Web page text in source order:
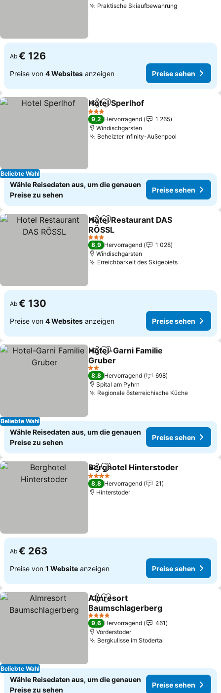
Praktische SkiaufbewahrungPreise
Ab € 126
Preise von 4 Websites anzeigen Preise sehen
Beliebte Wahl
TeilenZu Favoriten hinzufügen
Hotel Sperlhof
3 Sterne
9,2 Hervorragend
1 265
Windischgarsten
Beheizter Infinity-Außenpool
Wähle Reisedaten aus, um die genauen
Preise zu sehen
Preise sehen
TeilenZu Favoriten hinzufügen
Hotel Restaurant DAS
RÖSSL
Preise sehen
3 Sterne
8,9 Hervorragend
1 028
Windischgarsten
Erreichbarkeit des SkigebietsPreise
Ab € 130
Preise von 4 Websites anzeigen Preise sehen
Beliebte Wahl
TeilenZu Favoriten hinzufügen
Hotel-Garni Familie
Gruber
Preise sehen
2 Sterne
8,8 Hervorragend
698
Spital am Pyhrn
Regionale österreichische KüchePreise
Wähle Reisedaten aus, um die genauen
Preise zu sehen
Preise sehen
TeilenZu Favoriten hinzufügen
Berghotel Hinterstoder
4 Sterne
8,8 Hervorragend
21
Hinterstoder
Ab € 263
Preise von 1 Website anzeigen Preise sehen
Beliebte Wahl
TeilenZu Favoriten hinzufügen
Almresort
Baumschlagerberg
Preise sehen
4 Sterne
9,6 Hervorragend
461
Vorderstoder
Bergkulisse im Stodertal
Wähle Reisedaten aus, um die genauen
Preise zu sehen
Preise sehen